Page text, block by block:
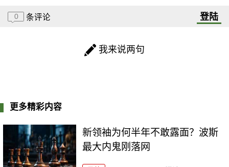
0 条评论 登陆
我来说两句
更多精彩内容
新领袖为何半年不敢露面？波斯
最大内鬼刚落网